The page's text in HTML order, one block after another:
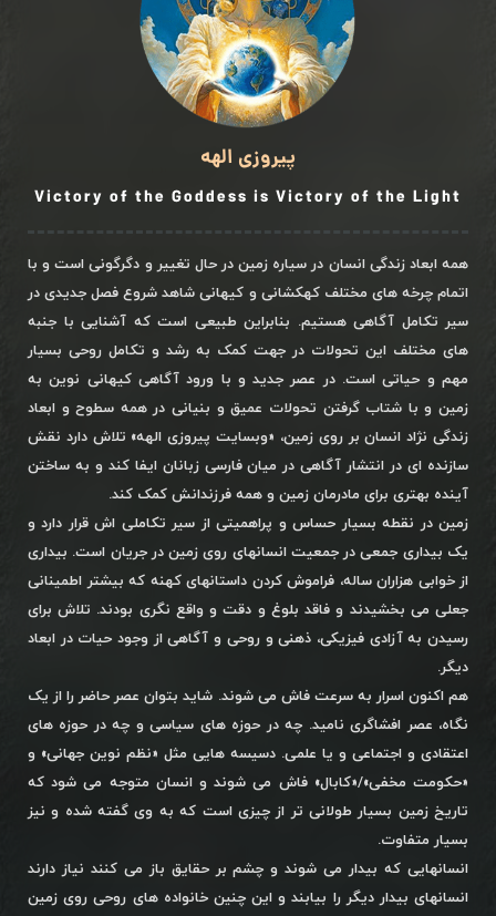
پیروزی الهه
Victory of the Goddess is Victory of the Light
همه ابعاد زندگی انسان در سیاره زمین در حال تغییر و دگرگونی است و با
اتمام چرخه های مختلف کهکشانی و کیهانی شاهد شروع فصل جدیدی در
سیر تکامل آگاهی هستیم. بنابراین طبیعی است که آشنایی با جنبه
های مختلف این تحولات در جهت کمک به رشد و تکامل روحی بسیار
مهم و حیاتی است. در عصر جدید و با ورود آگاهی کیهانی نوین به
زمین و با شتاب گرفتن تحولات عمیق و بنیانی در همه سطوح و ابعاد
زندگی نژاد انسان بر روی زمین، «وبسایت پیروزی الهه» تلاش دارد نقش
سازنده ای در انتشار آگاهی در میان فارسی زبانان ایفا کند و به ساختن
آینده بهتری برای مادرمان زمین و همه فرزندانش کمک کند.
زمین در نقطه بسیار حساس و پراهمیتی از سیر تکاملی اش قرار دارد و
یک بیداری جمعی در جمعیت انسانهای روی زمین در جریان است. بیداری
از خوابی هزاران ساله، فراموش کردن داستانهای کهنه که بیشتر اطمینانی
جعلی می بخشیدند و فاقد بلوغ و دقت و واقع نگری بودند. تلاش برای
رسیدن به آزادی فیزیکی، ذهنی و روحی و آگاهی از وجود حیات در ابعاد
دیگر.
هم اکنون اسرار به سرعت فاش می شوند. شاید بتوان عصر حاضر را از یک
نگاه، عصر افشاگری نامید. چه در حوزه های سیاسی و چه در حوزه های
اعتقادی و اجتماعی و یا علمی. دسیسه هایی مثل «نظم نوین جهانی» و
«حکومت مخفی»/«کابال» فاش می شوند و انسان متوجه می شود که
تاریخ زمین بسیار طولانی تر از چیزی است که به وی گفته شده و نیز
بسیار متفاوت.
انسانهایی که بیدار می شوند و چشم بر حقایق باز می کنند نیاز دارند
انسانهای بیدار دیگر را بیابند و این چنین خانواده های روحی روی زمین